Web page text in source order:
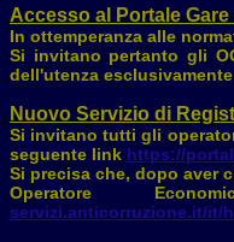
Accesso al Portale
In ottemperanza alle
Si invitano pertanto gli
dell'utenza
Nuovo Servizio di
Si invitano tutti gli
seguente link https://
Si precisa che, dopo aver
Operatore
servizi.anticorruzione.it/it/